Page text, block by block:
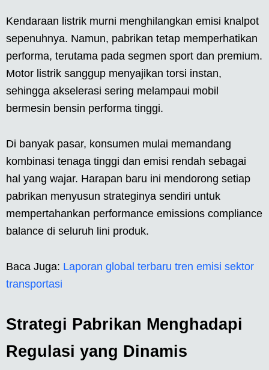
Kendaraan listrik murni menghilangkan emisi knalpot
sepenuhnya. Namun, pabrikan tetap memperhatikan
performa, terutama pada segmen sport dan premium.
Motor listrik sanggup menyajikan torsi instan,
sehingga akselerasi sering melampaui mobil
bermesin bensin performa tinggi.
Di banyak pasar, konsumen mulai memandang
kombinasi tenaga tinggi dan emisi rendah sebagai
hal yang wajar. Harapan baru ini mendorong setiap
pabrikan menyusun strateginya sendiri untuk
mempertahankan performance emissions compliance
balance di seluruh lini produk.
Baca Juga: Laporan global terbaru tren emisi sektor
transportasi
Strategi Pabrikan Menghadapi
Regulasi yang Dinamis